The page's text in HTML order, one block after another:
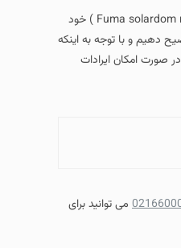
( Fuma solardom repair agent ) خود
دهیم و با توجه به اینکه
صورت امکان ایرادات
می توانید برای